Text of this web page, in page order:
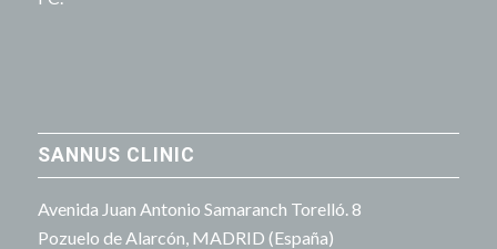
SANNUS CLINIC
Avenida Juan Antonio Samaranch Torelló. 8
Pozuelo de Alarcón, MADRID (España)